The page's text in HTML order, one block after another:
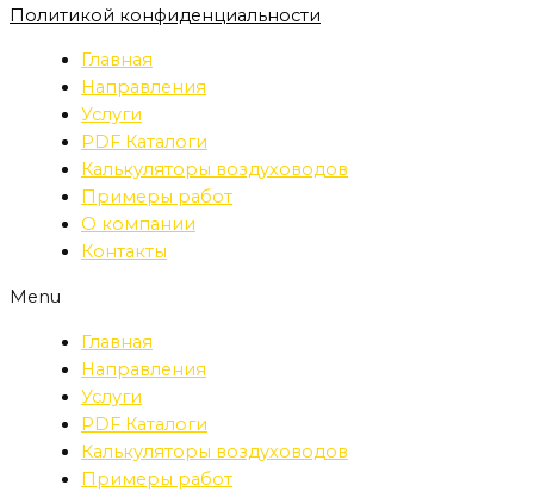
Политикой конфиденциальности
Главная
Направления
Услуги
PDF Каталоги
Калькуляторы воздуховодов
Примеры работ
О компании
Контакты
Menu
Главная
Направления
Услуги
PDF Каталоги
Калькуляторы воздуховодов
Примеры работ